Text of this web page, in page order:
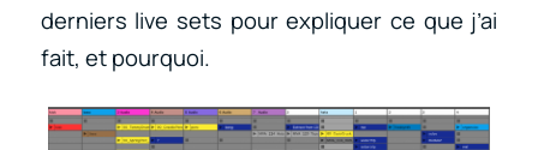
derniers live sets pour expliquer ce que j’ai
fait, et pourquoi.